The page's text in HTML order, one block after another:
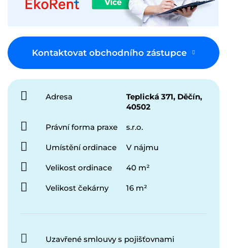
Kontaktovat obchodního zástupce
Adresa
Teplická 371, Děčín,
40502
Právní forma praxe s.r.o.
Umístění ordinace V nájmu
Velikost ordinace 40 m²
Velikost čekárny 16 m²
Uzavřené smlouvy s pojišťovnami